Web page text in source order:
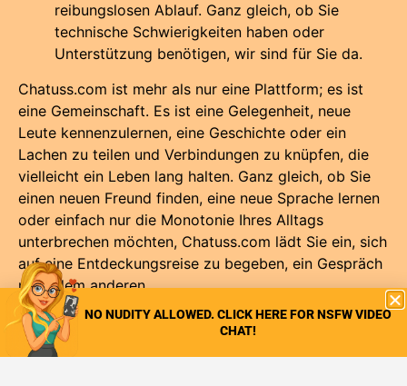
reibungslosen Ablauf. Ganz gleich, ob Sie
technische Schwierigkeiten haben oder
Unterstützung benötigen, wir sind für Sie da.
Chatuss.com ist mehr als nur eine Plattform; es ist
eine Gemeinschaft. Es ist eine Gelegenheit, neue
Leute kennenzulernen, eine Geschichte oder ein
Lachen zu teilen und Verbindungen zu knüpfen, die
vielleicht ein Leben lang halten. Ganz gleich, ob Sie
einen neuen Freund finden, eine neue Sprache lernen
oder einfach nur die Monotonie Ihres Alltags
unterbrechen möchten, Chatuss.com lädt Sie ein, sich
auf eine Entdeckungsreise zu begeben, ein Gespräch
nach dem anderen.
Sind Sie also bereit, sich mit der Welt zu verbinden?
Tauchen Sie ein in das Chatuss-Erlebnis und
NO NUDITY ALLOWED. CLICK HERE FOR NSFW VIDEO
CHAT!